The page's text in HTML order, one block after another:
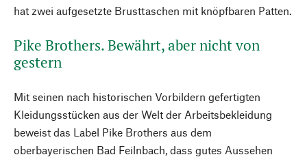
hat zwei aufgesetzte Brusttaschen mit knöpfbaren Patten.
Pike Brothers. Bewährt, aber nicht von
gestern
Mit seinen nach historischen Vorbildern gefertigten
Kleidungsstücken aus der Welt der Arbeitsbekleidung
beweist das Label Pike Brothers aus dem
oberbayerischen Bad Feilnbach, dass gutes Aussehen